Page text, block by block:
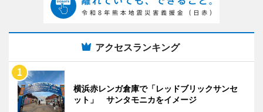
アクセスランキング
横浜赤レンガ倉庫で「レッドブリックサンセ
ット」 サンタモニカをイメージ